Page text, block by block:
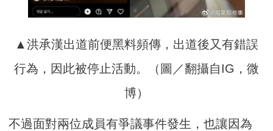
▲洪承漢出道前便黑料頻傳，出道後又有錯誤
行為，因此被停止活動。（圖／翻攝自IG，微
博）
不過面對兩位成員有爭議事件發生，也讓因為